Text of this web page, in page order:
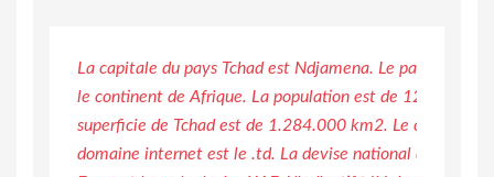
La capitale du pays Tchad est Ndjamena. Le pays de
le continent de Afrique. La population est de
superficie de Tchad est de 1.284.000 km2. Le code pays
domaine internet est le .td. La devise national du pays de